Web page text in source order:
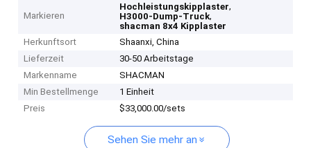
Markieren
Hochleistungskipplaster,
H3000-Dump-Truck,
shacman 8x4 Kipplaster
Herkunftsort
Shaanxi, China
Lieferzeit
30-50 Arbeitstage
Markenname
SHACMAN
Min Bestellmenge
1 Einheit
Preis
$33,000.00/sets
Sehen Sie mehr an